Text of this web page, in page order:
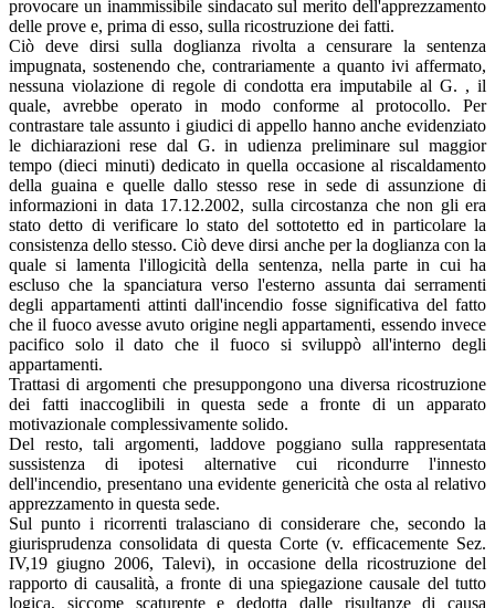
provocare un inammissibile sindacato sul merito dell'apprezzamento
delle prove e, prima di esso, sulla ricostruzione dei fatti.
Ciò deve dirsi sulla doglianza rivolta a censurare la sentenza
impugnata, sostenendo che, contrariamente a quanto ivi affermato,
nessuna violazione di regole di condotta era imputabile al G. , il
quale, avrebbe operato in modo conforme al protocollo. Per
contrastare tale assunto i giudici di appello hanno anche evidenziato
le dichiarazioni rese dal G. in udienza preliminare sul maggior
tempo (dieci minuti) dedicato in quella occasione al riscaldamento
della guaina e quelle dallo stesso rese in sede di assunzione di
informazioni in data 17.12.2002, sulla circostanza che non gli era
stato detto di verificare lo stato del sottotetto ed in particolare la
consistenza dello stesso. Ciò deve dirsi anche per la doglianza con la
quale si lamenta l'illogicità della sentenza, nella parte in cui ha
escluso che la spanciatura verso l'esterno assunta dai serramenti
degli appartamenti attinti dall'incendio fosse significativa del fatto
che il fuoco avesse avuto origine negli appartamenti, essendo invece
pacifico solo il dato che il fuoco si sviluppò all'interno degli
appartamenti.
Trattasi di argomenti che presuppongono una diversa ricostruzione
dei fatti inaccoglibili in questa sede a fronte di un apparato
motivazionale complessivamente solido.
Del resto, tali argomenti, laddove poggiano sulla rappresentata
sussistenza di ipotesi alternative cui ricondurre l'innesto
dell'incendio, presentano una evidente genericità che osta al relativo
apprezzamento in questa sede.
Sul punto i ricorrenti tralasciano di considerare che, secondo la
giurisprudenza consolidata di questa Corte (v. efficacemente Sez.
IV,19 giugno 2006, Talevi), in occasione della ricostruzione del
rapporto di causalità, a fronte di una spiegazione causale del tutto
logica, siccome scaturente e dedotta dalle risultanze di causa